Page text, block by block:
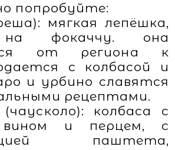
попробуйте:
мягкая лепёшка,
на фокаччу. она
от региона к
с колбасой и
и урбино славятся
рецептами.
колбаса с
вином и перцем, с
паштета,